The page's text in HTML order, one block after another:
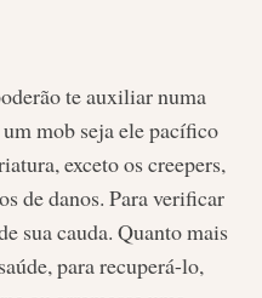
te auxiliar numa
mob seja ele pacífico
exceto os creepers,
de danos. Para verificar
sua cauda. Quanto mais
para recuperá-lo,